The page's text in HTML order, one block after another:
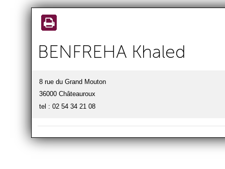
Aller au
BENFREHA Khaled
8 rue du Grand Mouton
36000 Châteauroux
tel : 02 54 34 21 08